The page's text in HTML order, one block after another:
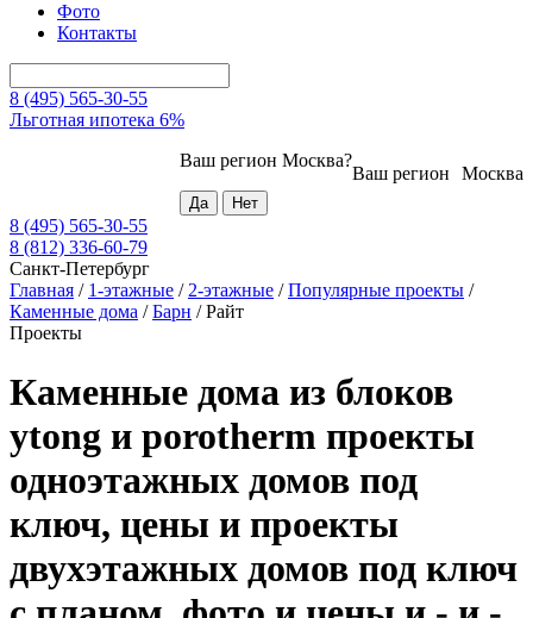
Фото
Контакты
8 (495) 565-30-55
Льготная ипотека 6%
Москва
Ваш регион
Ваш регион Москва?
8 (495) 565-30-55
8 (812) 336-60-79
Санкт-Петербург
Главная / 1-этажные / 2-этажные /Популярные проекты /
Каменные дома /Барн /Райт
Проекты
Каменные дома из блоков
ytong и porotherm проекты
одноэтажных домов под
ключ, цены и проекты
двухэтажных домов под ключ